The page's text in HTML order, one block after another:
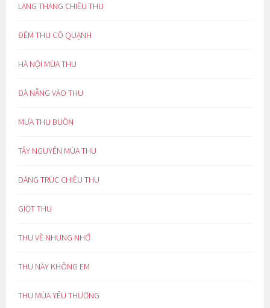
LANG THANG CHIỀU THU
ĐÊM THU CÔ QUẠNH
HÀ NỘI MÙA THU
ĐÀ NẴNG VÀO THU
MƯA THU BUỒN
TÂY NGUYÊN MÙA THU
DÁNG TRÚC CHIỀU THU
GIỌT THU
THU VỀ NHUNG NHỚ
THU NÀY KHÔNG EM
THU MÙA YÊU THƯƠNG